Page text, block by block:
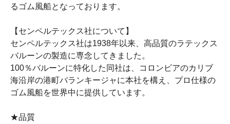
るゴム風船となっております。
【センペルテックス社について】
センペルテックス社は1938年以来、高品質のラテックス
バルーンの製造に専念してきました。
100％バルーンに特化した同社は、コロンビアのカリブ
海沿岸の港町バランキージャに本社を構え、プロ仕様の
ゴム風船を世界中に提供しています。
★品質